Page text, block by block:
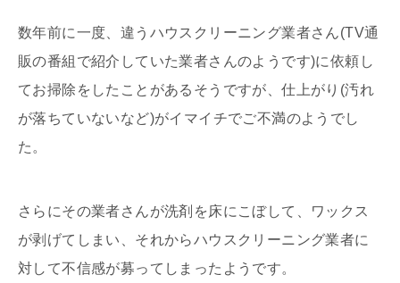
数年前に一度、違うハウスクリーニング業者さん(TV通
販の番組で紹介していた業者さんのようです)に依頼し
てお掃除をしたことがあるそうですが、仕上がり(汚れ
が落ちていないなど)がイマイチでご不満のようでし
た。
さらにその業者さんが洗剤を床にこぼして、ワックス
が剥げてしまい、それからハウスクリーニング業者に
対して不信感が募ってしまったようです。